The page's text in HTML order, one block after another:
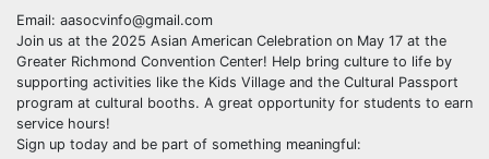
Email: aasocvinfo@gmail.com
Join us at the 2025 Asian American Celebration on May 17 at the
Greater Richmond Convention Center! Help bring culture to life by
supporting activities like the Kids Village and the Cultural Passport
program at cultural booths. A great opportunity for students to earn
service hours!
Sign up today and be part of something meaningful: